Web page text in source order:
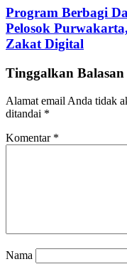
Program Berbagi
Pelosok
Zakat Digital
Tinggalkan Balasan
Alamat email Anda tidak
ditandai *
Komentar *
Nama